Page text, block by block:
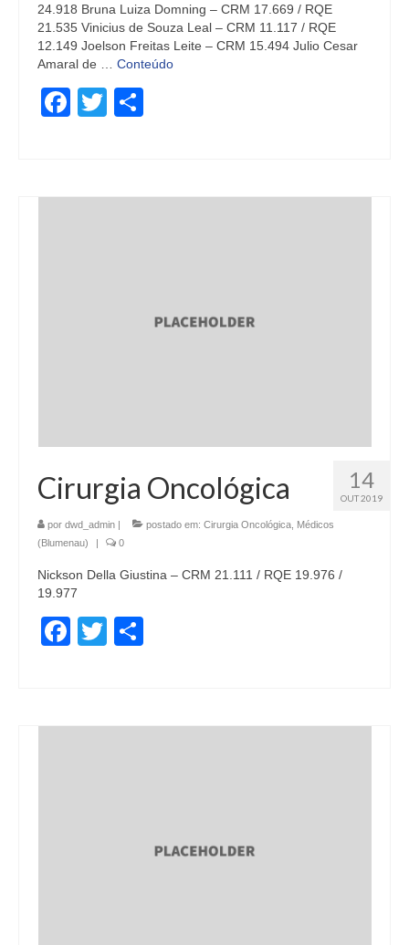
24.918 Bruna Luiza Domning – CRM 17.669 / RQE
21.535 Vinicius de Souza Leal – CRM 11.117 / RQE
12.149 Joelson Freitas Leite – CRM 15.494 Julio Cesar
Amaral de … Conteúdo
Facebook
Twitter
14
OUT 2019
Cirurgia Oncológica
por dwd_admin | postado em: Cirurgia Oncológica Médicos
(Blumenau)
| 0
Nickson Della Giustina – CRM 21.111 / RQE 19.976 /
19.977
Facebook
Twitter